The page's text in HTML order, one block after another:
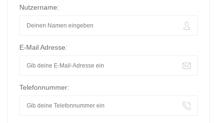
Nutzername:
E-Mail Adresse:
Telefonnummer: